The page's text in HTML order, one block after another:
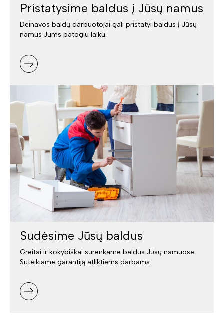
Pristatysime baldus į Jūsų namus
Deinavos baldų darbuotojai gali pristatyi baldus į Jūsų
namus Jums patogiu laiku.
Sudėsime Jūsų baldus
Greitai ir kokybiškai surenkame baldus Jūsų namuose.
Suteikiame garantiją atliktiems darbams.